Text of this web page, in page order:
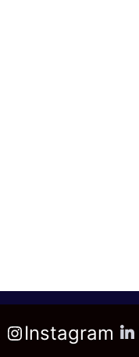
Instagram